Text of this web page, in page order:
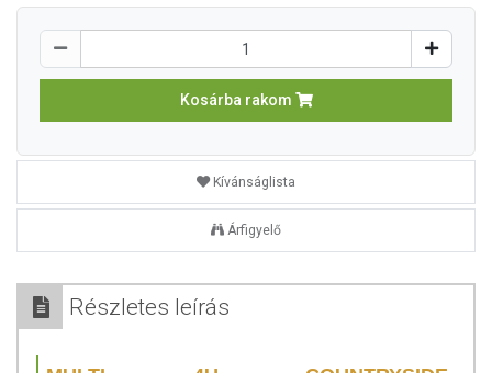
Kosárba rakom
Kívánságlista
Árfigyelő
Részletes leírás